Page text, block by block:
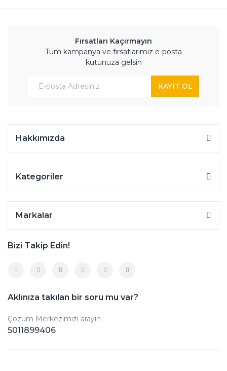
Fırsatları Kaçırmayın
Tüm kampanya ve fırsatlarımız e-posta
kutunuza gelsin
KAYIT OL
Hakkımızda
Kategoriler
Markalar
Bizi Takip Edin!
Aklınıza takılan bir soru mu var?
Çözüm Merkezimizi arayın
5011899406